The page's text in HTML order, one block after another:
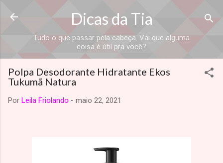
Dicas da Tia
Tudo o que passar pela cabeça. Vai que alguma
coisa é útil pra você?
Polpa Desodorante Hidratante Ekos
Tukumã Natura
Por Leila Friolando - maio 22, 2021